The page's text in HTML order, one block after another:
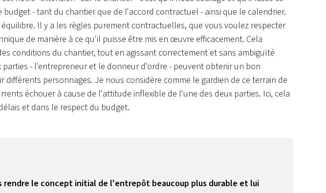
- tant du chantier que de l'accord contractuel - ainsi que le calendrier.
Il y a les règles purement contractuelles, que vous voulez respecter
de manière à ce qu'il puisse être mis en œuvre efficacement. Cela
conditions du chantier, tout en agissant correctement et sans ambiguïté
- l'entrepreneur et le donneur d'ordre - peuvent obtenir un bon
personnages. Je nous considère comme le gardien de ce terrain de
échouer à cause de l'attitude inflexible de l'une des deux parties. Ici, cela
et dans le respect du budget.
rendre le concept initial de l'entrepôt beaucoup plus durable et lui